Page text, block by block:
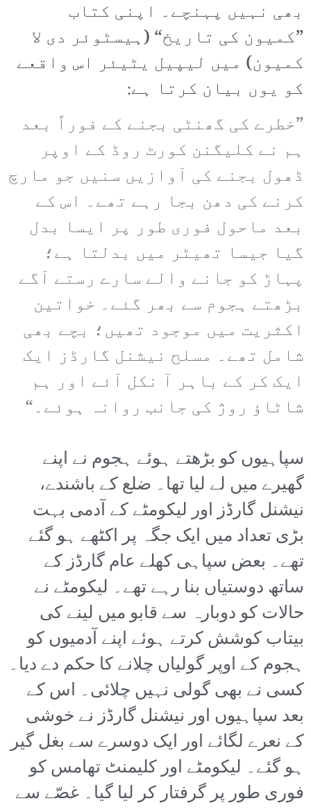
بھی نہیں پہنچے۔ اپنی کتاب
”کمیون کی تاریخ“ (ہیسٹوئر دی لا
کمیون) میں لیپیل یٹیئر اس واقعے
کو یوں بیان کرتا ہے:
”خطرے کی گھنٹی بجنے کے فوراً بعد
ہم نے کلیگنن کورٹ روڈ کے اوپر
ڈھول بجنے کی آوازیں سنیں جو مارچ
کرنے کی دھن بجا رہے تھے۔ اس کے
بعد ماحول فوری طور پر ایسا بدل
گیا جیسا تھیٹر میں بدلتا ہے؛
پہاڑ کو جانے والے سارے رستے آگے
بڑھتے ہجوم سے بھر گئے۔ خواتین
اکثریت میں موجود تھیں؛ بچے بھی
شامل تھے۔ مسلح نیشنل گارڈز ایک
ایک کر کے باہر آ نکل آئے اور ہم
شاٹاؤ روژ کی جانب روانہ ہوئے۔“
سپاہیوں کو بڑھتے ہوئے ہجوم نے اپنے
گھیرے میں لے لیا تھا۔ ضلع کے باشندے،
نیشنل گارڈز اور لیکومٹے کے آدمی بہت
بڑی تعداد میں ایک جگہ پر اکٹھے ہو گئے
تھے۔ بعض سپاہی کھلے عام گارڈز کے
ساتھ دوستیاں بنا رہے تھے۔ لیکومٹے نے
حالات کو دوبارہ سے قابو میں لینے کی
بیتاب کوشش کرتے ہوئے اپنے آدمیوں کو
ہجوم کے اوپر گولیاں چلانے کا حکم دے دیا۔
کسی نے بھی گولی نہیں چلائی۔ اس کے
بعد سپاہیوں اور نیشنل گارڈز نے خوشی
کے نعرے لگائے اور ایک دوسرے سے بغل گیر
ہو گئے۔ لیکومٹے اور کلیمنٹ تھامس کو
فوری طور پر گرفتار کر لیا گیا۔ غصّے سے